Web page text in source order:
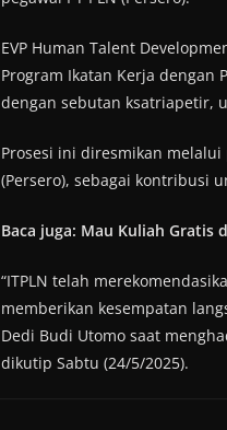
EVP Human Talent
Program Ikatan Kerja dengan
dengan sebutan ksatriapetir,
Prosesi ini diresmikan melalui
(Persero), sebagai kontribusi
Baca juga: Mau Kuliah Gratis
“ITPLN telah
memberikan kesempatan
Dedi Budi Utomo saat
dikutip Sabtu (24/5/2025).